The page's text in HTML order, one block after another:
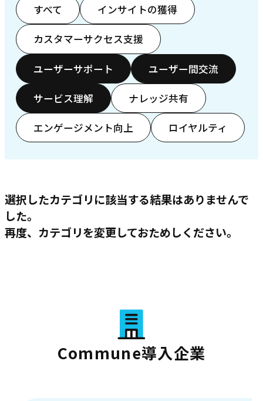
すべて インサイトの獲得
カスタマーサクセス支援
ユーザーサポート ユーザー間交流
サービス理解 ナレッジ共有
エンゲージメント向上 ロイヤルティ
選択したカテゴリに該当する結果はありませんで
した。
再度、カテゴリを変更しておためしください。
Commune導入企業